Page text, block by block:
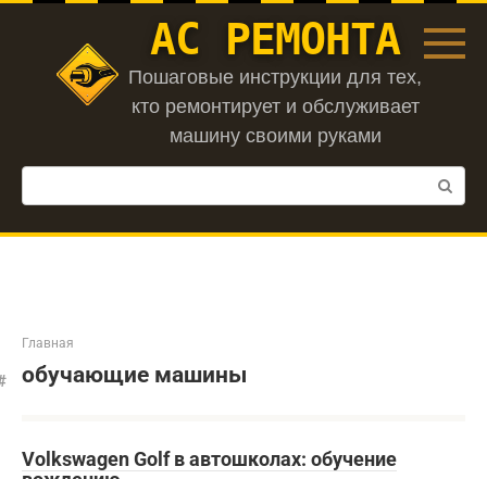
Перейти
АС РЕМОНТА
Пошаговые инструкции для тех,
кто ремонтирует и обслуживает
машину своими руками
Поиск:
Главная
обучающие машины
Volkswagen Golf в автошколах: обучение